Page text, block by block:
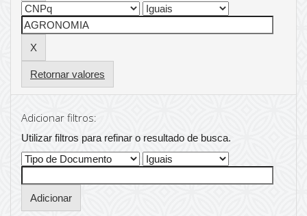
Retornar valores
Adicionar filtros:
Utilizar filtros para refinar o resultado de busca.